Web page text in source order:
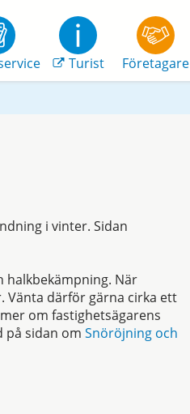
Turist Företagare
i vinter. Sidan
halkbekämpning. När
Vänta därför gärna cirka ett
om fastighetsägarens
på sidan om Snöröjning och